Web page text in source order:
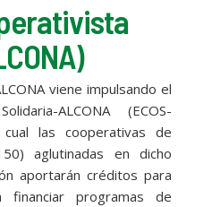
viene impulsando el
ALCONA (ECOS-
cual las cooperativas de
aglutinadas en dicho
aportarán créditos para
programas de